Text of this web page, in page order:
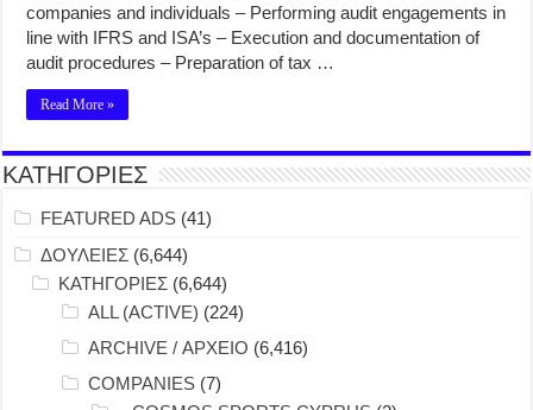
companies and individuals – Performing audit engagements in
line with IFRS and ISA’s – Execution and documentation of
audit procedures – Preparation of tax …
Read More »
ΚΑΤΗΓΟΡΙΕΣ
FEATURED ADS (41)
ΔΟΥΛΕΙΕΣ (6,644)
ΚΑΤΗΓΟΡΙΕΣ (6,644)
ALL (ACTIVE) (224)
ARCHIVE / ΑΡΧΕΙΟ (6,416)
COMPANIES (7)